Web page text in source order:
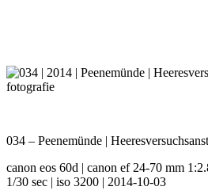
034 – Peenemünde |
canon eos 60d | canon ef 24-70 mm
1/30 sec | iso 3200 | 2014-10-03